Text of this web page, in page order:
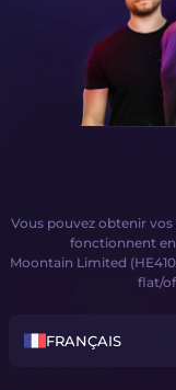
Vous pouvez obtenir vos
fonctionnent
Moontain Limited
flat/
FRANÇAIS